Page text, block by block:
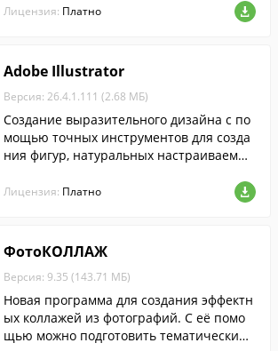
Лицензия: Платно
Adobe Illustrator
Версия: 26.4.1.111 (2.68 МБ)
Создание выразительного дизайна с по
мощью точных инструментов для созда
ния фигур, натуральных настраиваемых
ления контурами.
Лицензия: Платно
ФотоКОЛЛАЖ
Версия: 9.35 (143.71 МБ)
Новая программа для создания эффектн
ых коллажей из фотографий. С её помо
щью можно подготовить тематический